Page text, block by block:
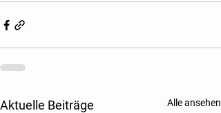
Aktuelle Beiträge Alle ansehen